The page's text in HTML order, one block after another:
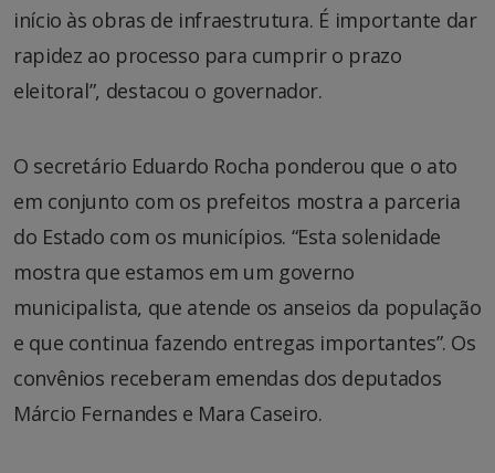
início às obras de infraestrutura. É importante dar
rapidez ao processo para cumprir o prazo
eleitoral”, destacou o governador.
O secretário Eduardo Rocha ponderou que o ato
em conjunto com os prefeitos mostra a parceria
do Estado com os municípios. “Esta solenidade
mostra que estamos em um governo
municipalista, que atende os anseios da população
e que continua fazendo entregas importantes”. Os
convênios receberam emendas dos deputados
Márcio Fernandes e Mara Caseiro.